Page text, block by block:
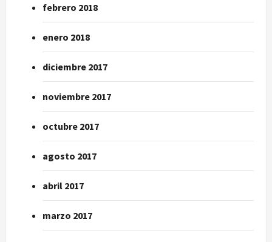
febrero 2018
enero 2018
diciembre 2017
noviembre 2017
octubre 2017
agosto 2017
abril 2017
marzo 2017